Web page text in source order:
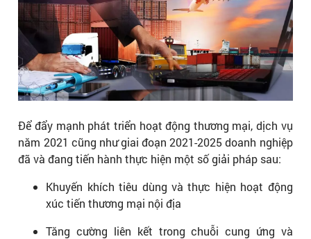
Để đẩy mạnh phát triển hoạt động thương mại, dịch vụ
năm 2021 cũng như giai đoạn 2021-2025 doanh nghiệp
đã và đang tiến hành thực hiện một số giải pháp sau:
Khuyến khích tiêu dùng và thực hiện hoạt động
xúc tiến thương mại nội địa
Tăng cường liên kết trong chuỗi cung ứng và